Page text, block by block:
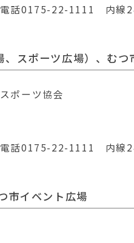
話0175-22-1111 内線
、スポーツ広場）、むつ
ポーツ協会
話0175-22-1111 内線
市イベント広場